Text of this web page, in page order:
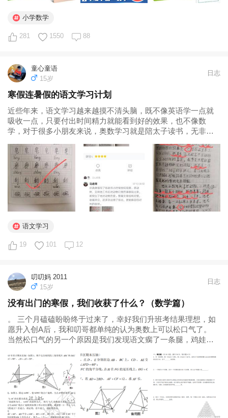
小学数学
281 1550 88
童心童语
15岁
日志
寒假连暑假的语文学习计划
近些年来，语文学习越来越摸不清头脑，既不像英语学一点就
吸收一点，只要付出时间精力就能看到好的效果，也不像数
学，对于很多小朋友来说，奥数学习就是陪太子读书，无非是
那么多，数学还真不是学了就能会的。至于语文，很多时候看
群里妈妈们的问题都是一样的...
语文学习
19 101 12
叨叨妈 2011
15岁
日志
没有出门的寒假，我们收获了什么？（数学篇）
。 三个月磕磕盼盼终于过来了，幸好我们升班考结果理想，如
愿升入创A后，我和叨哥都单纯的认为奥数上可以松口气了。
当然松口气的另一个原因是我们发现语文瘸了一条腿，鸡娃路
里。 时间弹指一挥间，转眼又是三年，这一年我们又迎来了超
长寒假。 叨哥仍然在奥数顶级...